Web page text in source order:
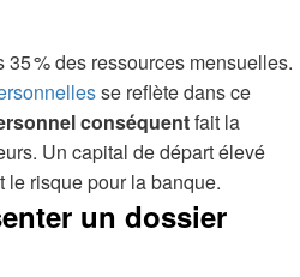
35 % des ressources mensuelles.
se reflète dans ce
conséquentfait la
Un capital de départ élevé
le risque pour la banque.
un dossier